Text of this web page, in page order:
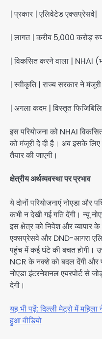
| प्रकार | एलिवेटेड एक्सप्रेसवे|
| लागत | करीब 5,000 करोड़
| विकसित करने वाला | NHAI
| स्वीकृति | राज्य सरकार ने
| अगला कदम | विस्तृत
इस परियोजना को NHAI
को मंजूरी दे दी है। अब इसके लिए
तैयार की जाएगी।
क्षेत्रीय अर्थव्यवस्था पर प्रभाव
ये दोनों परियोजनाएं नोएडा और
कभी न देखी गई गति देंगी। न्यू
इस क्षेत्र को निवेश और व्यापार
एक्सप्रेसवे और DND-आगरा
पहुंच में कई घंटे की बचत होगी।
NCR के नक्शे को बदल देंगी और
नोएडा इंटरनेशनल एयरपोर्ट से
देगी।
यह भी पढ़ें: दिल्ली मेट्रो में
हुआ वीडियो